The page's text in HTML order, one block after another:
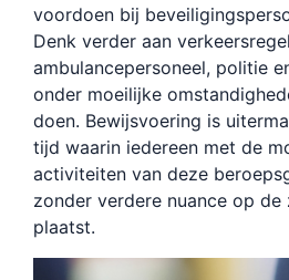
voordoen bij
Denk verder aan
ambulancepersoneel, politie
onder moeilijke
doen. Bewijsvoering is
tijd waarin iedereen met de
activiteiten van deze
zonder verdere nuance op de
plaatst.